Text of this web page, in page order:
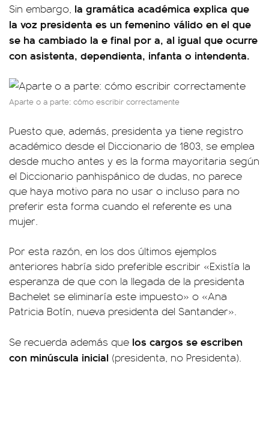
Sin embargo, la gramática académica explica que
la voz presidenta es un femenino válido en el que
se ha cambiado la e final por a, al igual que ocurre
con asistenta, dependienta, infanta o intendenta.
Aparte o a parte: cómo escribir correctamente
Puesto que, además, presidenta ya tiene registro
académico desde el Diccionario de 1803, se emplea
desde mucho antes y es la forma mayoritaria según
el Diccionario panhispánico de dudas, no parece
que haya motivo para no usar o incluso para no
preferir esta forma cuando el referente es una
mujer.
Por esta razón, en los dos últimos ejemplos
anteriores habría sido preferible escribir «Existía la
esperanza de que con la llegada de la presidenta
Bachelet se eliminaría este impuesto» o «Ana
Patricia Botín, nueva presidenta del Santander».
Se recuerda además que los cargos se escriben
con minúscula inicial (presidenta, no Presidenta).